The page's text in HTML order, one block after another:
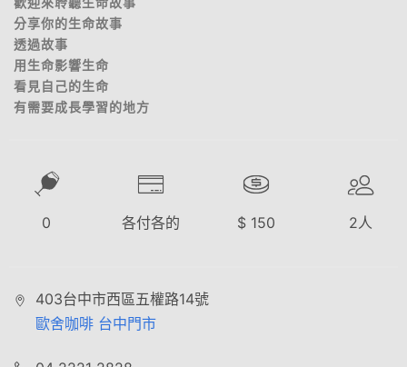
分享你的生命故事
透過故事
用生命影響生命
看見自己的生命
有需要成長學習的地方
0 各付各的 $ 150 2人
403台中市西區五權路14號
歐舍咖啡 台中門市